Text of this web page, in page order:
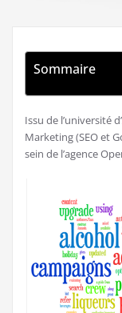
Sommaire
Issu de l’université
Marketing (SEO et
sein de l’agence